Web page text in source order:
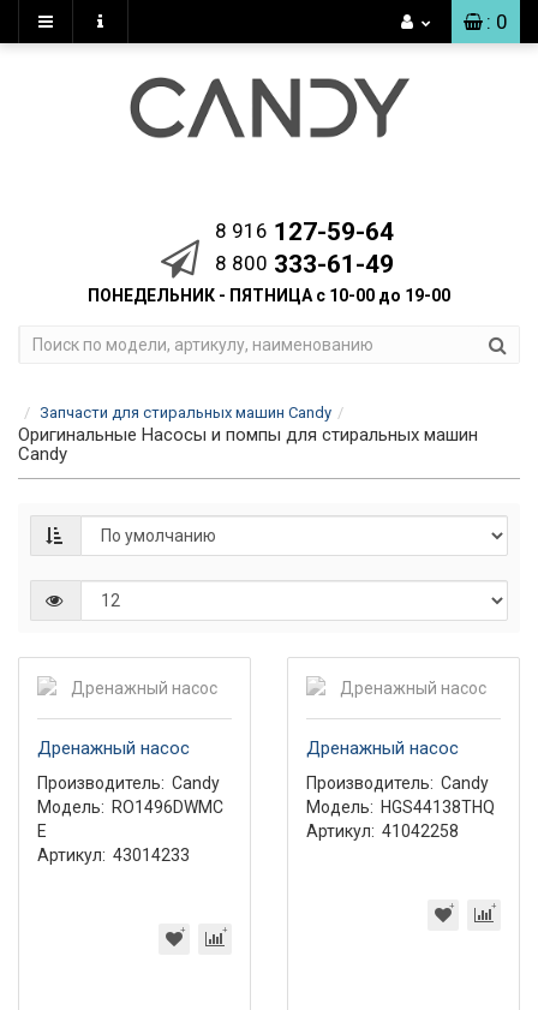
: 0
8 916 127-59-64
8 800 333-61-49
ПОНЕДЕЛЬНИК - ПЯТНИЦА с 10-00 до 19-00
Запчасти для стиральных машин Candy
Оригинальные Насосы и помпы для стиральных машин
Candy
Дренажный насос
Производитель: Candy
Модель: RO1496DWMC
E
Артикул: 43014233
Дренажный насос
Производитель: Candy
Модель: HGS44138THQ
Артикул: 41042258